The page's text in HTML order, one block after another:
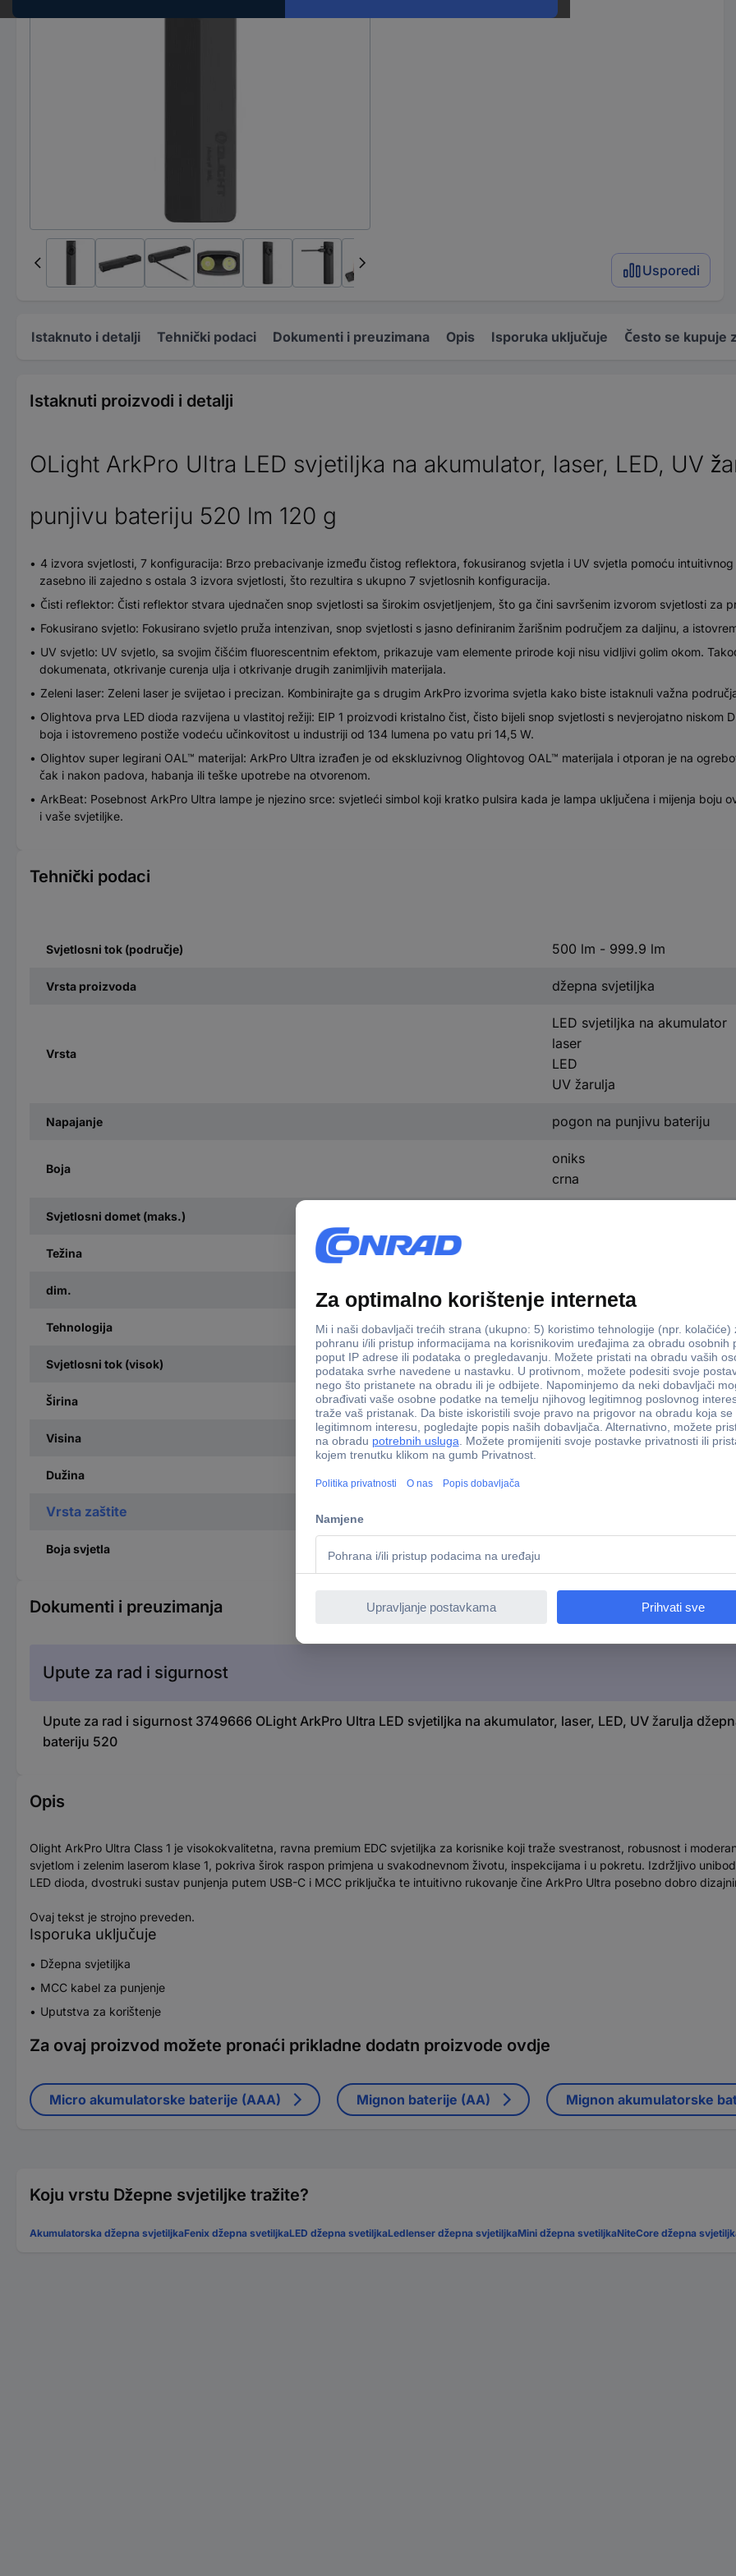
Usporedi
Istaknuto i detalji Tehnički podaci Dokumenti i preuzimana Opis Isporuka uključuje Često se kupuje
Istaknuti proizvodi i detalji
OLight ArkPro Ultra LED svjetiljka na akumulator, laser, LED, UV
punjivu bateriju 520 lm 120 g
4 izvora svjetlosti, 7 konfiguracija: Brzo prebacivanje između čistog reflektora, fokusiranog svjetla i UV svjetla pomoću
zasebno ili zajedno s ostala 3 izvora svjetlosti, što rezultira s ukupno 7 svjetlosnih konfiguracija.
Čisti reflektor: Čisti reflektor stvara ujednačen snop svjetlosti sa širokim osvjetljenjem, što ga čini savršenim izvorom svjetlosti za
Fokusirano svjetlo: Fokusirano svjetlo pruža intenzivan, snop svjetlosti s jasno definiranim žarišnim područjem za daljinu, a
UV svjetlo: UV svjetlo, sa svojim čišćim fluorescentnim efektom, prikazuje vam elemente prirode koji nisu vidljivi golim okom.
dokumenata, otkrivanje curenja ulja i otkrivanje drugih zanimljivih materijala.
Zeleni laser: Zeleni laser je svijetao i precizan. Kombinirajte ga s drugim ArkPro izvorima svjetla kako biste istaknuli važna
Olightova prva LED dioda razvijena u vlastitoj režiji: EIP 1 proizvodi kristalno čist, čisto bijeli snop svjetlosti s nevjerojatno niskom
boja i istovremeno postiže vodeću učinkovitost u industriji od 134 lumena po vatu pri 14,5 W.
Olightov super legirani OAL™ materijal: ArkPro Ultra izrađen je od ekskluzivnog Olightovog OAL™ materijala i otporan je na
čak i nakon padova, habanja ili teške upotrebe na otvorenom.
ArkBeat: Posebnost ArkPro Ultra lampe je njezino srce: svjetleći simbol koji kratko pulsira kada je lampa uključena i mijenja boju
i vaše svjetiljke.
Tehnički podaci
Svjetlosni tok (područje) 500 lm - 999.9 lm
Vrsta proizvoda džepna svjetiljka
Vrsta
LED svjetiljka na akumulator
laser
LED
UV žarulja
Napajanje pogon na punjivu bateriju
Boja
oniks
crna
Svjetlosni domet (maks.)
Težina
dim. (D x Š x V) 124 x 27 x 16 mm
Tehnologija Li-Ion
Svjetlosni tok (visok) 520 lm
Širina 27 mm
Visina 16 mm
Dužina
Vrsta zaštite
Boja svjetla
Dokumenti i preuzimanja
Upute za rad i sigurnost
Upute za rad i sigurnost 3749666 OLight ArkPro Ultra LED svjetiljka na akumulator, laser, LED, UV žarulja
bateriju 520
Opis
Olight ArkPro Ultra Class 1 je visokokvalitetna, ravna premium EDC svjetiljka za korisnike koji traže svestranost, robusnost i
svjetlom i zelenim laserom klase 1, pokriva širok raspon primjena u svakodnevnom životu, inspekcijama i u pokretu. Izdržljivo
LED dioda, dvostruki sustav punjenja putem USB-C i MCC priključka te intuitivno rukovanje čine ArkPro Ultra posebno dobro
Ovaj tekst je strojno preveden.
Isporuka uključuje
Džepna svjetiljka
MCC kabel za punjenje
Uputstva za korištenje
Za ovaj proizvod možete pronaći prikladne dodatn proizvode ovdje
Micro akumulatorske baterije (AAA) Mignon baterije (AA) Mignon akumulatorske
Koju vrstu Džepne svjetiljke tražite?
Akumulatorska džepna svjetiljkaFenix džepna svetiljkaLED džepna svetiljkaLedlenser džepna svjetiljkaMini džepna svetiljkaNiteCore džepna